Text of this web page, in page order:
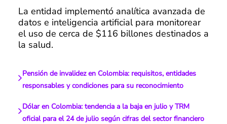
La entidad implementó analítica avanzada de
datos e inteligencia artificial para monitorear
el uso de cerca de $116 billones destinados a
la salud.
Pensión de invalidez en Colombia: requisitos, entidades
responsables y condiciones para su reconocimiento
Dólar en Colombia: tendencia a la baja en julio y TRM
oficial para el 24 de julio según cifras del sector financiero